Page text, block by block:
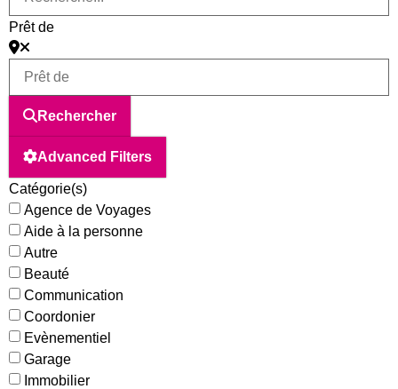
Prêt de
Rechercher
Advanced Filters
Catégorie(s)
Agence de Voyages
Aide à la personne
Autre
Beauté
Communication
Coordonier
Evènementiel
Garage
Immobilier